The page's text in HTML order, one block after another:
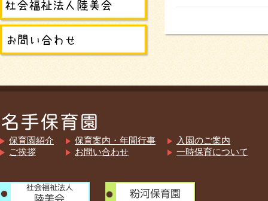
保育園紹介
ご挨拶
保育案内・年間行事
お問い合わせ
入園のご案内
一時保育について